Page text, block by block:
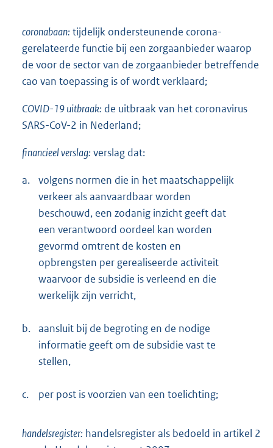
coronabaan: tijdelijk ondersteunende corona-
gerelateerde functie bij een zorgaanbieder waarop
de voor de sector van de zorgaanbieder betreffende
cao van toepassing is of wordt verklaard;
COVID-19 uitbraak: de uitbraak van het coronavirus
SARS-CoV-2 in Nederland;
financieel verslag: verslag dat:
a.
volgens normen die in het maatschappelijk
verkeer als aanvaardbaar worden
beschouwd, een zodanig inzicht geeft dat
een verantwoord oordeel kan worden
gevormd omtrent de kosten en
opbrengsten per gerealiseerde activiteit
waarvoor de subsidie is verleend en die
werkelijk zijn verricht,
b. aansluit bij de begroting en de nodige
informatie geeft om de subsidie vast te
stellen,
c. per post is voorzien van een toelichting;
handelsregister: handelsregister als bedoeld in artikel 2